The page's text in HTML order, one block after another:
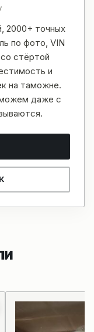
2000+ точных
по фото, VIN
стёртой
и
на таможне.
даже с